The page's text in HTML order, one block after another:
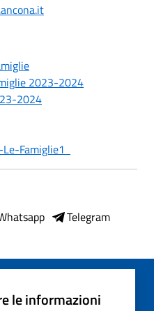
2023-2024
2024
Famiglie1
Telegram
le informazioni